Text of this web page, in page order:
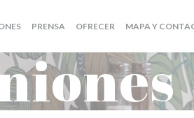
PRENSA OFRECER((ABRE EN UNA
MAPA Y